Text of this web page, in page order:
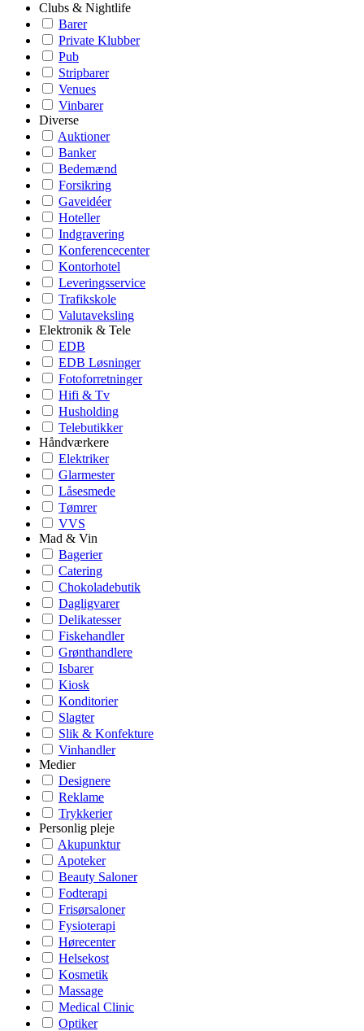
Clubs & Nightlife
Barer
Private Klubber
Pub
Stripbarer
Venues
Vinbarer
Diverse
Auktioner
Banker
Bedemænd
Forsikring
Gaveidéer
Hoteller
Indgravering
Konferencecenter
Kontorhotel
Leveringsservice
Trafikskole
Valutaveksling
Elektronik & Tele
EDB
EDB Løsninger
Fotoforretninger
Hifi & Tv
Husholding
Telebutikker
Håndværkere
Elektriker
Glarmester
Låsesmede
Tømrer
VVS
Mad & Vin
Bagerier
Catering
Chokoladebutik
Dagligvarer
Delikatesser
Fiskehandler
Grønthandlere
Isbarer
Kiosk
Konditorier
Slagter
Slik & Konfekture
Vinhandler
Medier
Designere
Reklame
Trykkerier
Personlig pleje
Akupunktur
Apoteker
Beauty Saloner
Fodterapi
Frisørsaloner
Fysioterapi
Hørecenter
Helsekost
Kosmetik
Massage
Medical Clinic
Optiker